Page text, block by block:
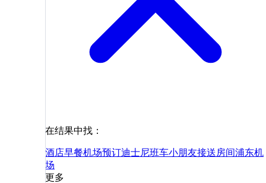
在结果中找：
酒店早餐机场预订迪士尼班车小朋友接送房间浦东机
场
更多